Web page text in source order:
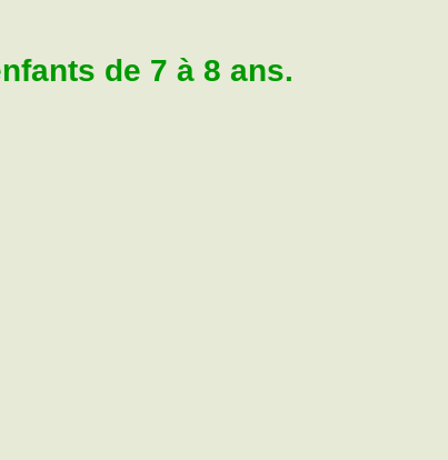
de 7 à 8 ans.